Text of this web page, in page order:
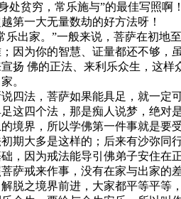
处贫穷，常乐施与”的最佳写照
第一大无量数劫的好方法呀！
家。”一般来说，菩萨在初地至
因为你的智慧、证量都还不够，
扬 佛的正法、来利乐众生，这
。
法，菩萨如果能具足，就一定可
这四个法，那是痴人说梦，绝对
境界，所以学佛第一件事就是要
期大多是这样的；后来有沙弥同
因为戒法能导引佛弟子安住在正
萨戒来作事，没有在家与出家的
脱之境界前进，大家都平等平